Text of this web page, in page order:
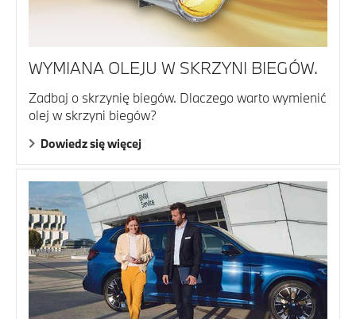
WYMIANA OLEJU W SKRZYNI BIEGÓW.
Zadbaj o skrzynię biegów. Dlaczego warto wymienić
olej w skrzyni biegów?
Dowiedz się więcej